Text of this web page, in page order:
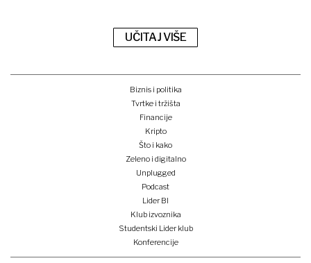
UČITAJ VIŠE
Biznis i politika
Tvrtke i tržišta
Financije
Kripto
Što i kako
Zeleno i digitalno
Unplugged
Podcast
Lider BI
Klub izvoznika
Studentski Lider klub
Konferencije